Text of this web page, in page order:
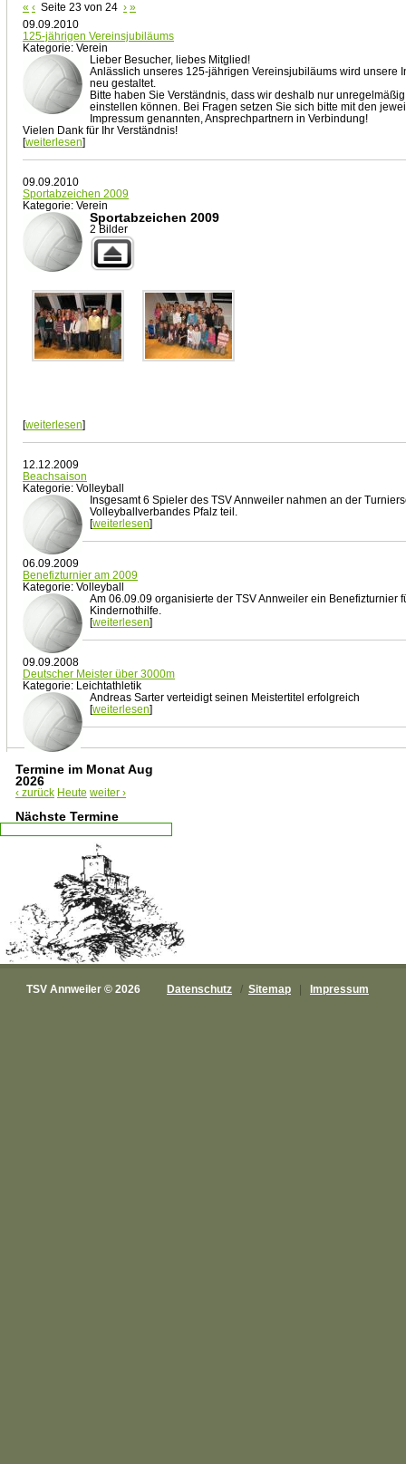
« ‹ Seite 23 von 24 › »
09.09.2010
125-jährigen Vereinsjubiläums
Kategorie: Verein
Lieber Besucher, liebes Mitglied!
Anlässlich unseres 125-jährigen Vereinsjubiläums wird unsere
neu gestaltet.
Bitte haben Sie Verständnis, dass wir deshalb nur
einstellen können. Bei Fragen setzen Sie sich bitte mit den
Impressum genannten, Ansprechpartnern in Verbindung!
Vielen Dank für Ihr Verständnis!
[weiterlesen]
09.09.2010
Sportabzeichen 2009
Kategorie: Verein
Sportabzeichen 2009
2 Bilder
[weiterlesen]
12.12.2009
Beachsaison
Kategorie: Volleyball
Insgesamt 6 Spieler des TSV Annweiler nahmen an der
Volleyballverbandes Pfalz teil.
[weiterlesen]
06.09.2009
Benefizturnier am 2009
Kategorie: Volleyball
Am 06.09.09 organisierte der TSV Annweiler ein Benefizturnier
Kindernothilfe.
[weiterlesen]
09.09.2008
Deutscher Meister über 3000m
Kategorie: Leichtathletik
Andreas Sarter verteidigt seinen Meistertitel erfolgreich
[weiterlesen]
Termine im Monat Aug
2026
‹ zurück Heute weiter ›
Nächste Termine
TSV Annweiler © 2026 Datenschutz / Sitemap Impressum